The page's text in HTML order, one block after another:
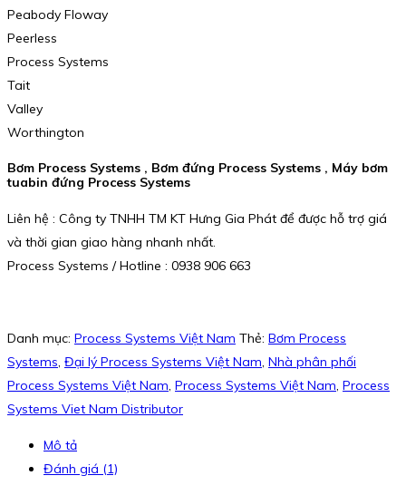
Peabody Floway
Peerless
Process Systems
Tait
Valley
Worthington
Bơm Process Systems , Bơm đứng Process Systems , Máy bơm
tuabin đứng Process Systems
Liên hệ : Công ty TNHH TM KT Hưng Gia Phát để được hỗ trợ giá
và thời gian giao hàng nhanh nhất.
Process Systems / Hotline : 0938 906 663
Danh mục: Process Systems Việt Nam Thẻ: Bơm Process
Systems, Đại lý Process Systems Việt Nam, Nhà phân phối
Process Systems Việt Nam, Process Systems Việt Nam, Process
Systems Viet Nam Distributor
Mô tả
Đánh giá (1)